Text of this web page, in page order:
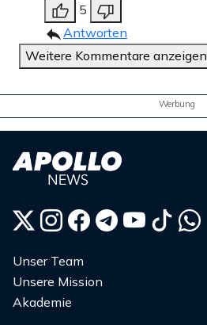
5
Antworten
Weitere Kommentare anzeigen
Werbung
Unser Team
Unsere Mission
Akademie